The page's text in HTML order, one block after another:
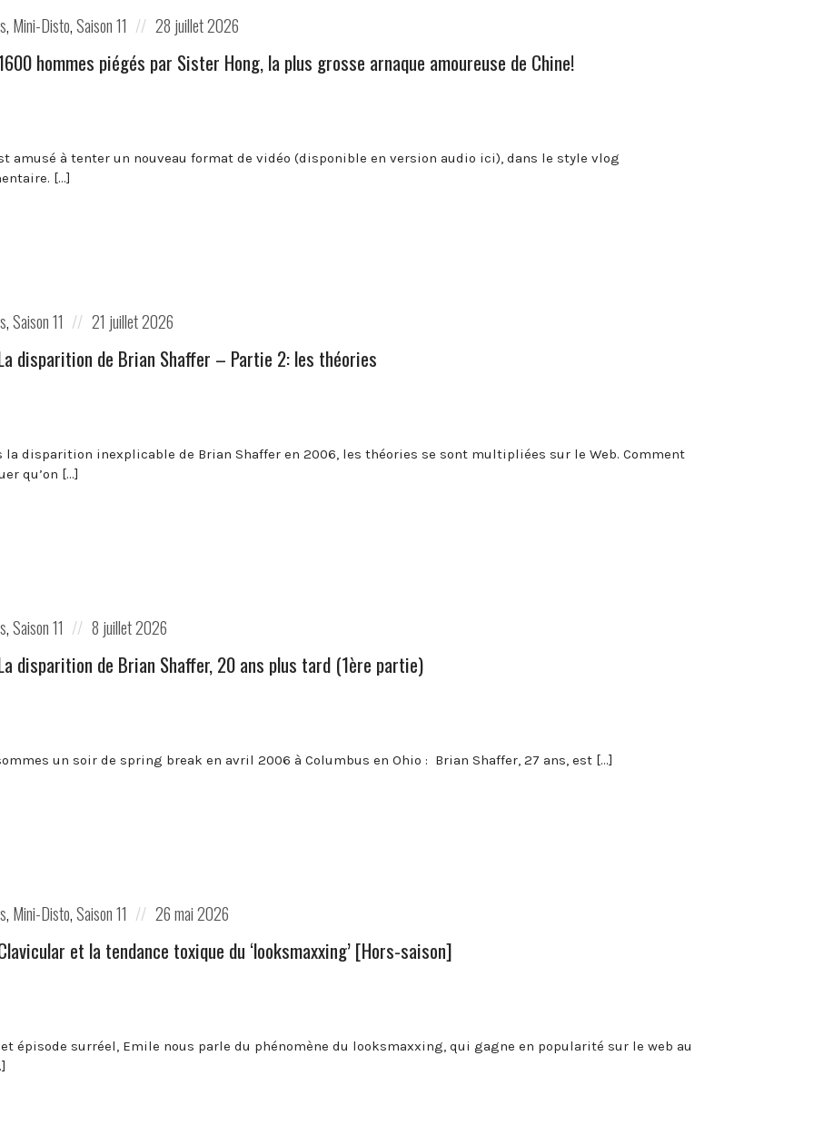
, Mini-Disto,Saison 11
Posted
28 juillet 2026
hommes piégés par Sister Hong, la plus grosse arnaque amoureuse de Chine!
amusé à tenter un nouveau format de vidéo (disponible en version audio ici), dans le style vlog
[…]
,Saison 11
Posted
21 juillet 2026
disparition de Brian Shaffer – Partie 2: les théories
la disparition inexplicable de Brian Shaffer en 2006, les théories se sont multipliées sur le Web. Comment
qu’on […]
,Saison 11
Posted
8 juillet 2026
disparition de Brian Shaffer, 20 ans plus tard (1ère partie)
un soir de spring break en avril 2006 à Columbus en Ohio : Brian Shaffer, 27 ans, est […]
, Mini-Disto,Saison 11
Posted
26 mai 2026
et la tendance toxique du ‘looksmaxxing’ [Hors-saison]
épisode surréel, Emile nous parle du phénomène du looksmaxxing, qui gagne en popularité sur le web au